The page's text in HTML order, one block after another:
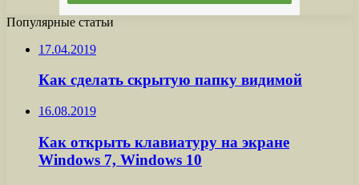
Популярные статьи
17.04.2019
Как сделать скрытую папку видимой
16.08.2019
Как открыть клавиатуру на экране
Windows 7, Windows 10